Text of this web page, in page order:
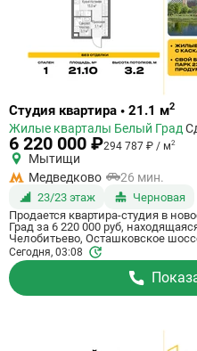
Ссылка
квартиру
Студия квартира • 21.1 м2
Жилые кварталы Белый Град
6 220 000 ₽294 787 ₽ / м2
Мытищи
Медведково
26 мин.
23/23 этаж
Черновая
Продается квартира-студия в
Град за 6 220 000 руб,
Челобитьево, Осташковское
сдается в 3 квартале 2026 года с
машине от станции
квартиры - 21.1 кв. м. Этаж 23 из
759020, назовите его когда будете
Сегодня, 03:08